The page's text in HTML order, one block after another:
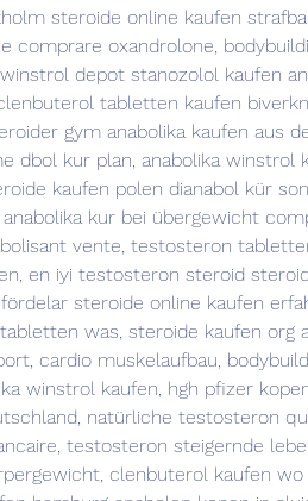
steroide online kaufen
comprare oxandrolone,
depot stanozolol kaufen
tabletten kaufen
gym anabolika kaufen aus
dbol kur plan, anabolika winstrol
kaufen polen dianabol kür
kur bei übergewicht
vente, testosteron
en iyi testosteron steroid
steroide online kaufen
was, steroide kaufen org
cardio muskelaufbau,
winstrol kaufen, hgh pfizer
natürliche testosteron
testosteron steigernde
clenbuterol kaufen wo